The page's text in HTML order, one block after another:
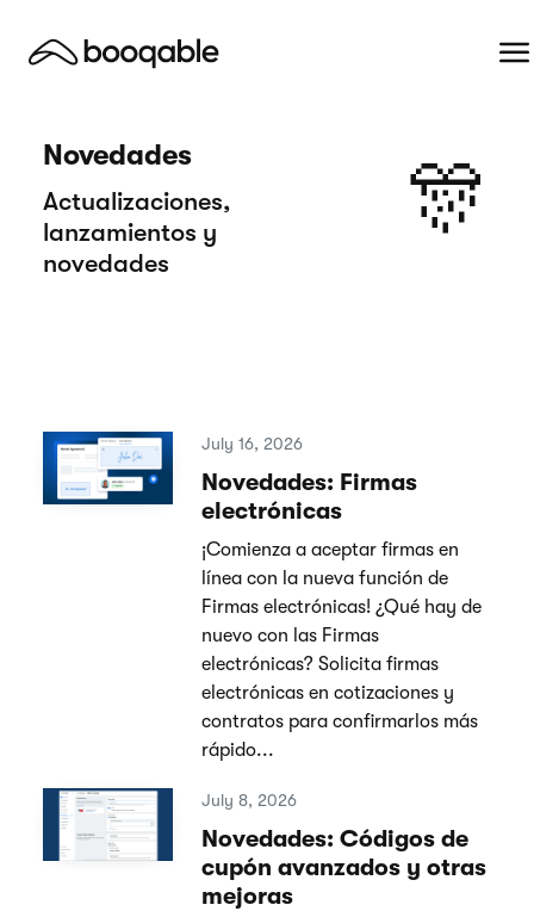
Novedades
Actualizaciones,
lanzamientos y
novedades
🎊
July 16, 2026
Novedades: Firmas
electrónicas
¡Comienza a aceptar firmas en
línea con la nueva función de
Firmas electrónicas! ¿Qué hay de
nuevo con las Firmas
electrónicas? Solicita firmas
electrónicas en cotizaciones y
contratos para confirmarlos más
rápido...
July 8, 2026
Novedades: Códigos de
cupón avanzados y otras
mejoras